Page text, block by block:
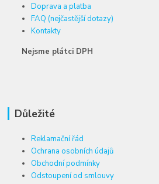
Doprava a platba
FAQ (nejčastější dotazy)
Kontakty
Nejsme plátci DPH
Důležité
Reklamační řád
Ochrana osobních údajů
Obchodní podmínky
Odstoupení od smlouvy